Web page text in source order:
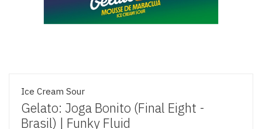
Ice Cream Sour
Gelato: Joga Bonito (Final Eight -
Brasil) | Funky Fluid